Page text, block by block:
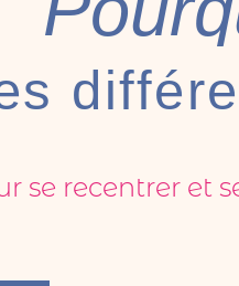
se recentrer et